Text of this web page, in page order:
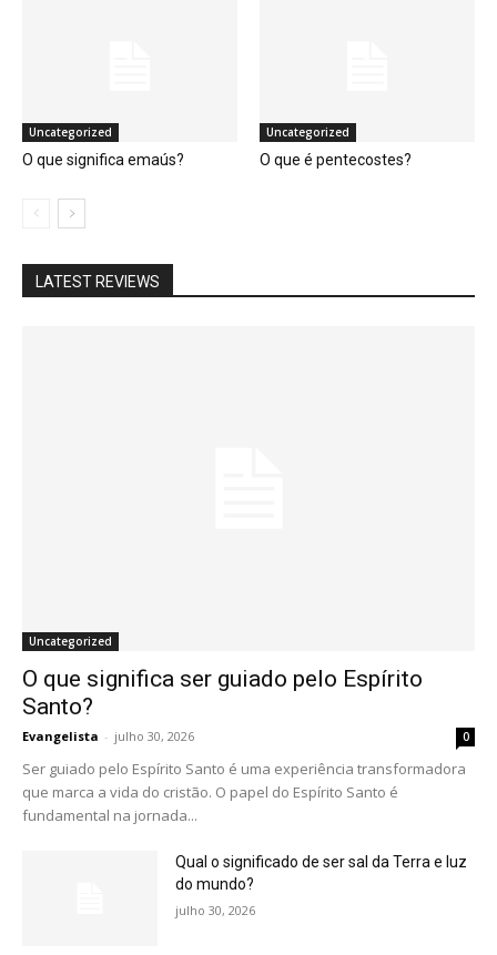
Uncategorized
O que significa emaús?
Uncategorized
O que é pentecostes?
LATEST REVIEWS
Uncategorized
O que significa ser guiado pelo Espírito
Santo?
Evangelista - julho 30, 2026 0
Ser guiado pelo Espírito Santo é uma experiência transformadora
que marca a vida do cristão. O papel do Espírito Santo é
fundamental na jornada...
Qual o significado de ser sal da Terra e luz
do mundo?
julho 30, 2026